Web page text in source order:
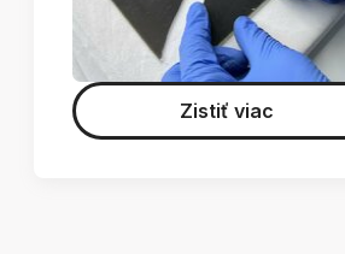
Zistiť viac